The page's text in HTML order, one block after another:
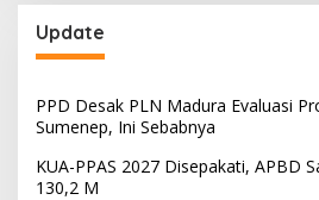
Update
PPD Desak PLN Madura Evaluasi
Sumenep, Ini Sebabnya
KUA-PPAS 2027 Disepakati, APBD
130,2 M